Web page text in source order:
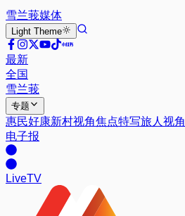
雪兰莪媒体
Light Theme
最新
全国
雪兰莪
专题
惠民好康新村视角焦点特写旅人视角
电子报
LiveTV